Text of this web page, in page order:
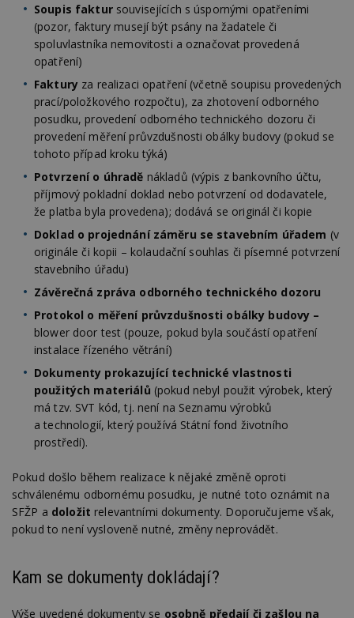
Soupis faktursouvisejících s úspornými opatřeními
(pozor, faktury musejí být psány na žadatele či
spoluvlastníka nemovitosti a označovat provedená
opatření)
Faktury za realizaci opatření (včetně soupisu provedených
prací/položkového rozpočtu), za zhotovení odborného
posudku, provedení odborného technického dozoru či
provedení měření průvzdušnosti obálky budovy (pokud se
tohoto případ kroku týká)
Potvrzení o úhradě nákladů (výpis z bankovního účtu,
příjmový pokladní doklad nebo potvrzení od dodavatele,
že platba byla provedena); dodává se originál či kopie
Doklad o projednání záměru se stavebním úřadem (v
originále či kopii – kolaudační souhlas či písemné potvrzení
stavebního úřadu)
Závěrečná zpráva odborného technického dozoru
Protokol o měření průvzdušnosti obálky budovy –
blower door test (pouze, pokud byla součástí opatření
instalace řízeného větrání)
Dokumenty prokazující technické vlastnosti
použitých materiálů (pokud nebyl použit výrobek, který
má tzv. SVT kód, tj. není na Seznamu výrobků
a technologií, který používá Státní fond životního
prostředí).
Pokud došlo během realizace k nějaké změně oproti
schválenému odbornému posudku, je nutné toto oznámit na
SFŽP a doložit relevantními dokumenty. Doporučujeme však,
pokud to není vysloveně nutné, změny neprovádět.
Kam se dokumenty dokládají?
Výše uvedené dokumenty se osobně předají či zašlou na